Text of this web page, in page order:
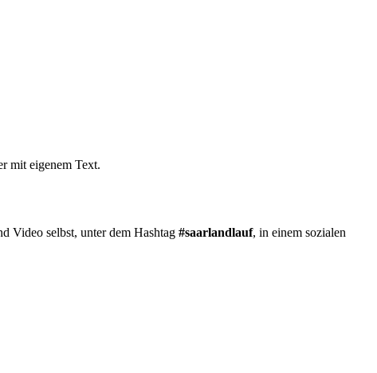
mit eigenem Text.
Video selbst, unter dem Hashtag #saarlandlauf, in einem sozialen